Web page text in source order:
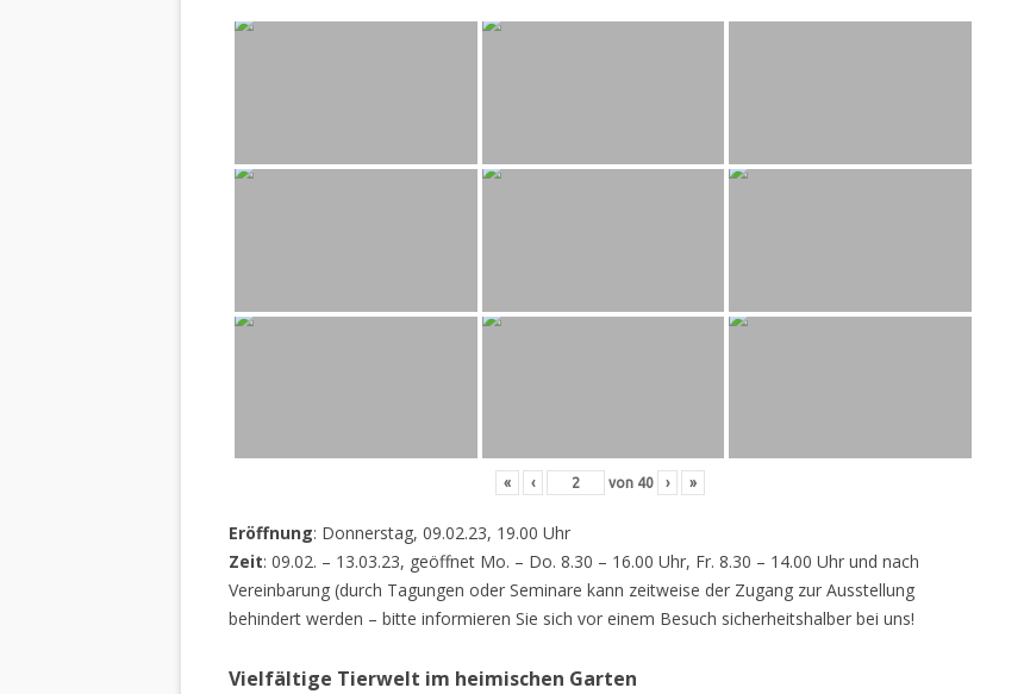
« ‹ von 40 › »
Eröffnung: Donnerstag, 09.02.23, 19.00 Uhr
Zeit: 09.02. – 13.03.23, geöffnet Mo. – Do. 8.30 – 16.00 Uhr, Fr. 8.30 – 14.00 Uhr und nach
Vereinbarung (durch Tagungen oder Seminare kann zeitweise der Zugang zur Ausstellung
behindert werden – bitte informieren Sie sich vor einem Besuch sicherheitshalber bei uns!
Vielfältige Tierwelt im heimischen Garten